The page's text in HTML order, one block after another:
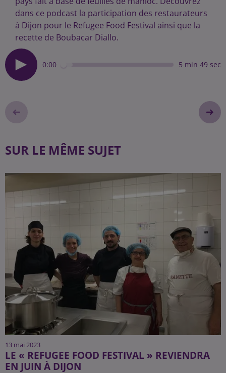
dans ce podcast la participation des restaurateurs
à Dijon pour le Refugee Food Festival ainsi que la
recette de Boubacar Diallo.
0:00 5 min 49 sec
SUR LE MÊME SUJET
13 mai 2023
LE « REFUGEE FOOD FESTIVAL » REVIENDRA
EN JUIN À DIJON